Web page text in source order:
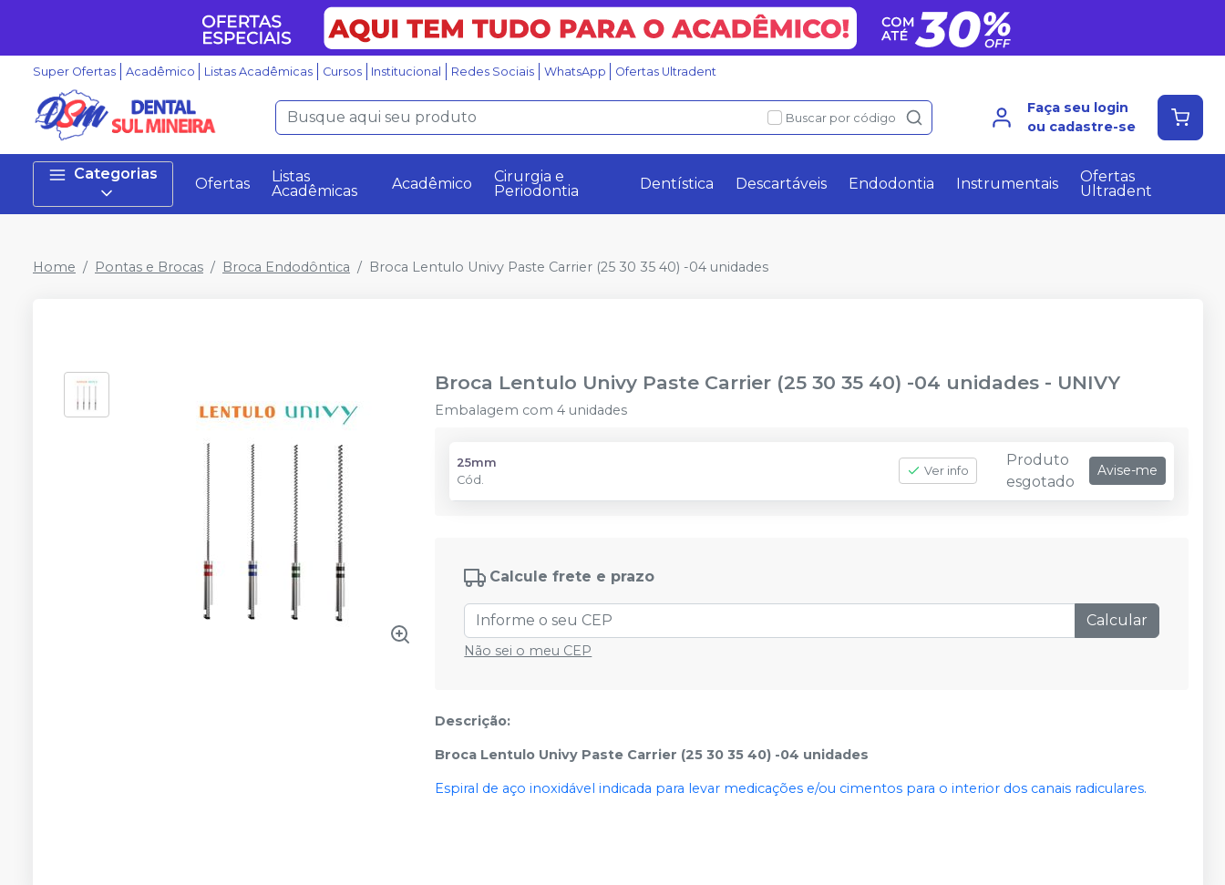
Super Ofertas Acadêmico Listas Acadêmicas Cursos Institucional Redes Sociais WhatsApp Ofertas Ultradent
Buscar por código
Faça seu login
ou cadastre-se
Categorias
Ofertas
Listas
Acadêmicas
Acadêmico
Cirurgia e
Periodontia
Dentística Descartáveis Endodontia Instrumentais
Ofertas
Ultradent
Home Pontas e Brocas Broca Endodôntica Broca Lentulo Univy Paste Carrier (25 30 35 40) -04 unidades
Broca Lentulo Univy Paste Carrier (25 30 35 40) -04 unidades - UNIVY
Embalagem com 4 unidades
25mm
Cód.
Ver info
Produto
esgotado
Avise-me
Calcule frete e prazo
Calcular
Não sei o meu CEP
Descrição:
Broca Lentulo Univy Paste Carrier (25 30 35 40) -04 unidades
Espiral de aço inoxidável indicada para levar medicações e/ou cimentos para o interior dos canais radiculares.